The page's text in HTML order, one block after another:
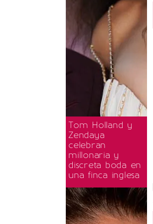
Tom Holland y
Zendaya
celebran
millonaria y
discreta boda en
una finca inglesa